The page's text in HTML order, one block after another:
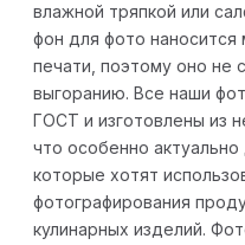
влажной тряпкой или
фон для фото
печати, поэтому оно не
выгоранию. Все наши
ГОСТ и изготовлены из
что особенно актуально
которые хотят
фотографирования
кулинарных изделий.